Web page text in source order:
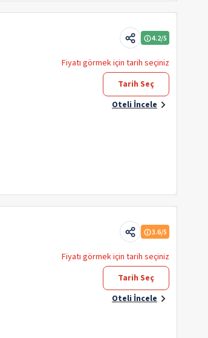
4.2/5
Fiyatı görmek için tarih seçiniz
Tarih Seç
Oteli İncele
3.6/5
Fiyatı görmek için tarih seçiniz
Tarih Seç
Oteli İncele